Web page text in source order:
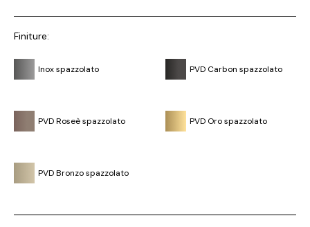
Finiture:
Inox spazzolato PVD Carbon spazzolato
PVD Roseè spazzolato PVD Oro spazzolato
PVD Bronzo spazzolato